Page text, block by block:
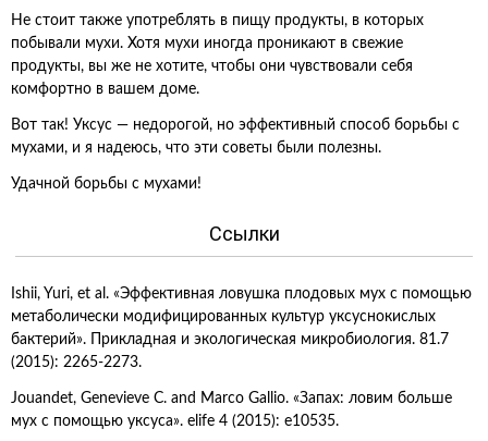
Не стоит также употреблять в пищу продукты, в которых
побывали мухи. Хотя мухи иногда проникают в свежие
продукты, вы же не хотите, чтобы они чувствовали себя
комфортно в вашем доме.
Вот так! Уксус — недорогой, но эффективный способ борьбы с
мухами, и я надеюсь, что эти советы были полезны.
Удачной борьбы с мухами!
Ссылки
Ishii, Yuri, et al. «Эффективная ловушка плодовых мух с помощью
метаболически модифицированных культур уксуснокислых
бактерий». Прикладная и экологическая микробиология. 81.7
(2015): 2265-2273.
Jouandet, Genevieve C. and Marco Gallio. «Запах: ловим больше
мух с помощью уксуса». elife 4 (2015): e10535.